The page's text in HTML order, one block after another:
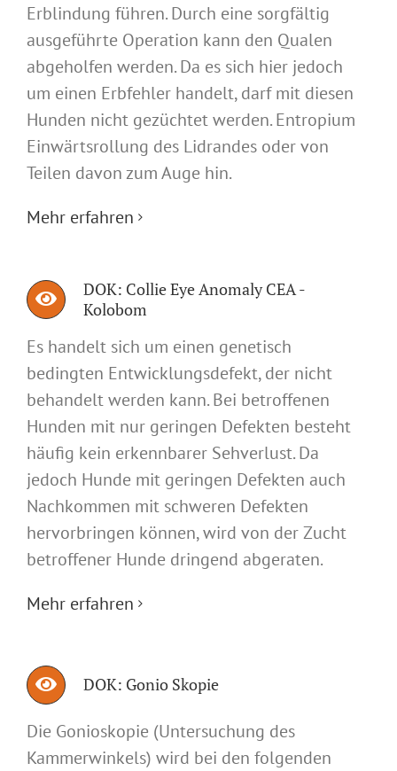
Erblindung führen. Durch eine sorgfältig
ausgeführte Operation kann den Qualen
abgeholfen werden. Da es sich hier jedoch
um einen Erbfehler handelt, darf mit diesen
Hunden nicht gezüchtet werden. Entropium
Einwärtsrollung des Lidrandes oder von
Teilen davon zum Auge hin.
Mehr erfahren
DOK: Collie Eye Anomaly CEA -
Kolobom
Es handelt sich um einen genetisch
bedingten Entwicklungsdefekt, der nicht
behandelt werden kann. Bei betroffenen
Hunden mit nur geringen Defekten besteht
häufig kein erkennbarer Sehverlust. Da
jedoch Hunde mit geringen Defekten auch
Nachkommen mit schweren Defekten
hervorbringen können, wird von der Zucht
betroffener Hunde dringend abgeraten.
Mehr erfahren
DOK: Gonio Skopie
Die Gonioskopie (Untersuchung des
Kammerwinkels) wird bei den folgenden